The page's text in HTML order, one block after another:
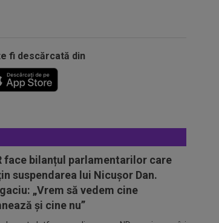
fi descărcată din
face bilanțul parlamentarilor care
suspendarea lui Nicușor Dan.
„Vrem să vedem cine
și cine nu”